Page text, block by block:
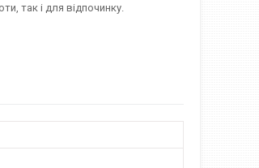
так і для відпочинку.